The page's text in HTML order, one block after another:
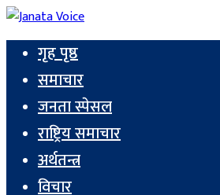
गृह पृष्ठ
समाचार
जनता स्पेसल
राष्ट्रिय समाचार
अर्थतन्त्र
विचार